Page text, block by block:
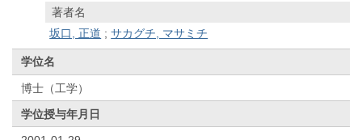
著者名
坂口, 正道 ;サカグチ, マサミチ
学位名
博士（工学）
学位授与年月日